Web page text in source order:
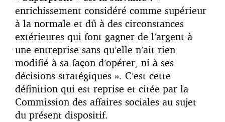
enrichissement considéré comme supérieur
à la normale et dû à des circonstances
extérieures qui font gagner de l’argent à
une entreprise sans qu’elle n’ait rien
modifié à sa façon d’opérer, ni à ses
décisions stratégiques ». C’est cette
définition qui est reprise et citée par la
Commission des affaires sociales au sujet
du présent dispositif.